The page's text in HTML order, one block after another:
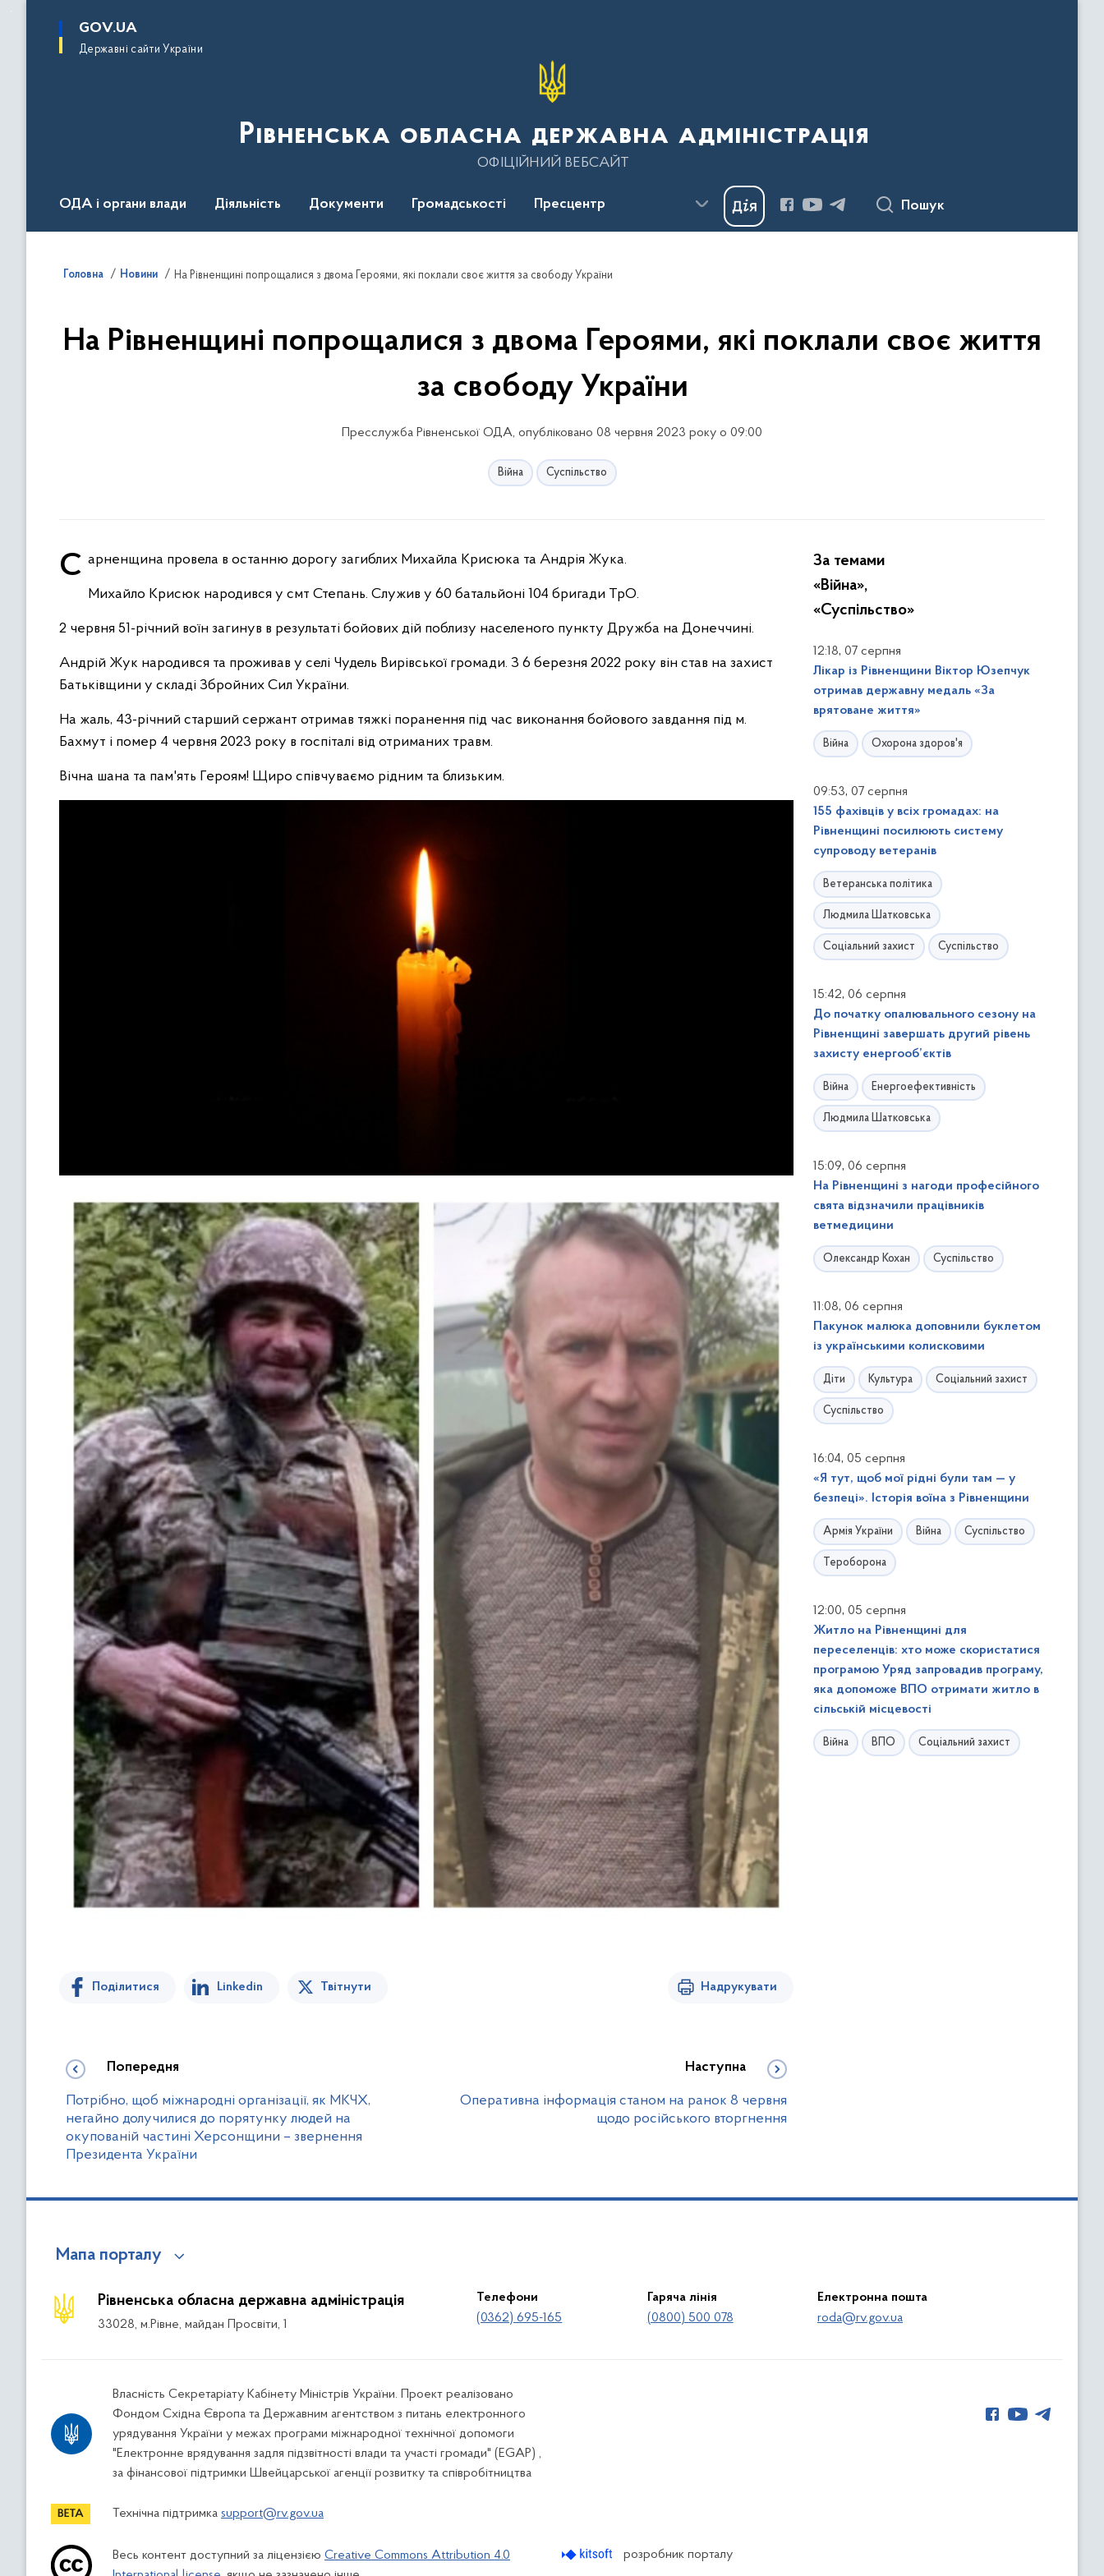
основного
GOV.UA
Державні сайти України
Рівненська обласна державна адміністрація
ОФІЦІЙНИЙ ВЕБСАЙТ
ОДА і органи влади Діяльність Документи Громадськості Пресцентр Пошук
Головна Новини На Рівненщині попрощалися з двома Героями, які поклали своє життя за свободу України
На Рівненщині попрощалися з двома Героями, які поклали своє життя
за свободу України
Пресслужба Рівненської ОДА, опубліковано 08 червня 2023 року о 09:00
Війна Суспільство
Сарненщина провела в останню дорогу загиблих Михайла Крисюка та Андрія Жука.
Михайло Крисюк народився у смт Степань. Служив у 60 батальйоні 104 бригади ТрО.
2 червня 51-річний воїн загинув в результаті бойових дій поблизу населеного пункту Дружба на Донеччині.
Андрій Жук народився та проживав у селі Чудель Вирівської громади. З 6 березня 2022 року він став на захист
Батьківщини у складі Збройних Сил України.
На жаль, 43-річний старший сержант отримав тяжкі поранення під час виконання бойового завдання під м.
Бахмут і помер 4 червня 2023 року в госпіталі від отриманих травм.
Вічна шана та пам'ять Героям! Щиро співчуваємо рідним та близьким.
Поділитися Linkedin Твітнути Надрукувати
Попередня
Потрібно, щоб міжнародні організації, як МКЧХ,
негайно долучилися до порятунку людей на
окупованій частині Херсонщини – звернення
Президента України
Наступна
Оперативна інформація станом на ранок 8 червня
щодо російського вторгнення
За темами
«Війна»,
«Суспільство»
12:18, 07 серпня
Лікар із Рівненщини Віктор Юзепчук
отримав державну медаль «За
врятоване життя»
Війна Охорона здоров'я
09:53, 07 серпня
155 фахівців у всіх громадах: на
Рівненщині посилюють систему
супроводу ветеранів
Ветеранська політика
Людмила Шатковська
Соціальний захист Суспільство
15:42, 06 серпня
До початку опалювального сезону на
Рівненщині завершать другий рівень
захисту енергооб’єктів
Війна Енергоефективність
Людмила Шатковська
15:09, 06 серпня
На Рівненщині з нагоди професійного
свята відзначили працівників
ветмедицини
Олександр Кохан Суспільство
11:08, 06 серпня
Пакунок малюка доповнили буклетом
із українськими колисковими
Діти Культура Соціальний захист
Суспільство
16:04, 05 серпня
«Я тут, щоб мої рідні були там — у
безпеці». Історія воїна з Рівненщини
Армія України Війна Суспільство
Тероборона
12:00, 05 серпня
Житло на Рівненщині для
переселенців: хто може скористатися
програмою Уряд запровадив програму,
яка допоможе ВПО отримати житло в
сільській місцевості
Війна ВПО Соціальний захист
Мапа порталу
Рівненська обласна державна адміністрація
33028, м.Рівне, майдан Просвіти, 1
Телефони
(0362) 695-165
Гаряча лінія
(0800) 500 078
Електронна пошта
roda@rv.gov.ua
Власність Секретаріату Кабінету Міністрів України. Проект реалізовано
Фондом Східна Європа та Державним агентством з питань електронного
урядування України у межах програми міжнародної технічної допомоги
"Електронне врядування задля підзвітності влади та участі громади" (EGAP) ,
за фінансової підтримки Швейцарської агенції розвитку та співробітництва
Технічна підтримка support@rv.gov.ua
Весь контент доступний за ліцензією Creative Commons Attribution 4.0
розробник порталу